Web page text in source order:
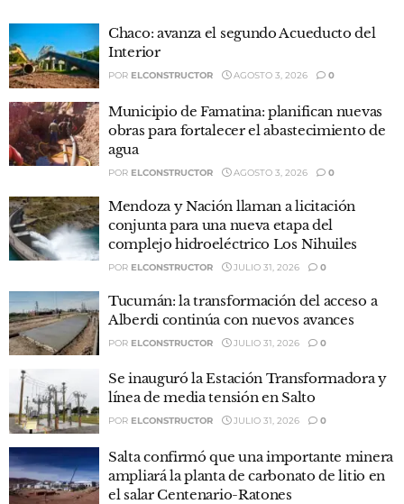
Chaco: avanza el segundo Acueducto del
Interior
POR ELCONSTRUCTOR AGOSTO 3, 2026 0
Municipio de Famatina: planifican nuevas
obras para fortalecer el abastecimiento de
agua
POR ELCONSTRUCTOR AGOSTO 3, 2026 0
Mendoza y Nación llaman a licitación
conjunta para una nueva etapa del
complejo hidroeléctrico Los Nihuiles
POR ELCONSTRUCTOR JULIO 31, 2026 0
Tucumán: la transformación del acceso a
Alberdi continúa con nuevos avances
POR ELCONSTRUCTOR JULIO 31, 2026 0
Se inauguró la Estación Transformadora y
línea de media tensión en Salto
POR ELCONSTRUCTOR JULIO 31, 2026 0
Salta confirmó que una importante minera
ampliará la planta de carbonato de litio en
el salar Centenario-Ratones